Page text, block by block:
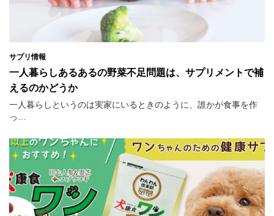
サプリ情報
一人暮らしあるあるの野菜不足問題は、サプリメントで補
えるのかどうか
一人暮らしというのは実家にいるときのように、誰かが食事を作
っ…